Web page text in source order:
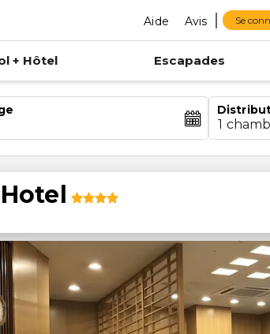
Aide Avis Se
+ Hôtel Escapades
1